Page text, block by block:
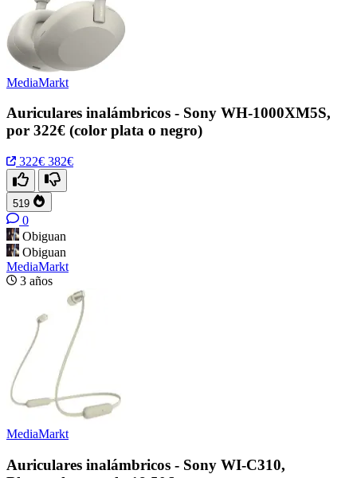
MediaMarkt
Auriculares inalámbricos - Sony WH-1000XM5S,
por 322€ (color plata o negro)
322€ 382€
519
0
Obiguan
Obiguan
MediaMarkt
3 años
MediaMarkt
Auriculares inalámbricos - Sony WI-C310,